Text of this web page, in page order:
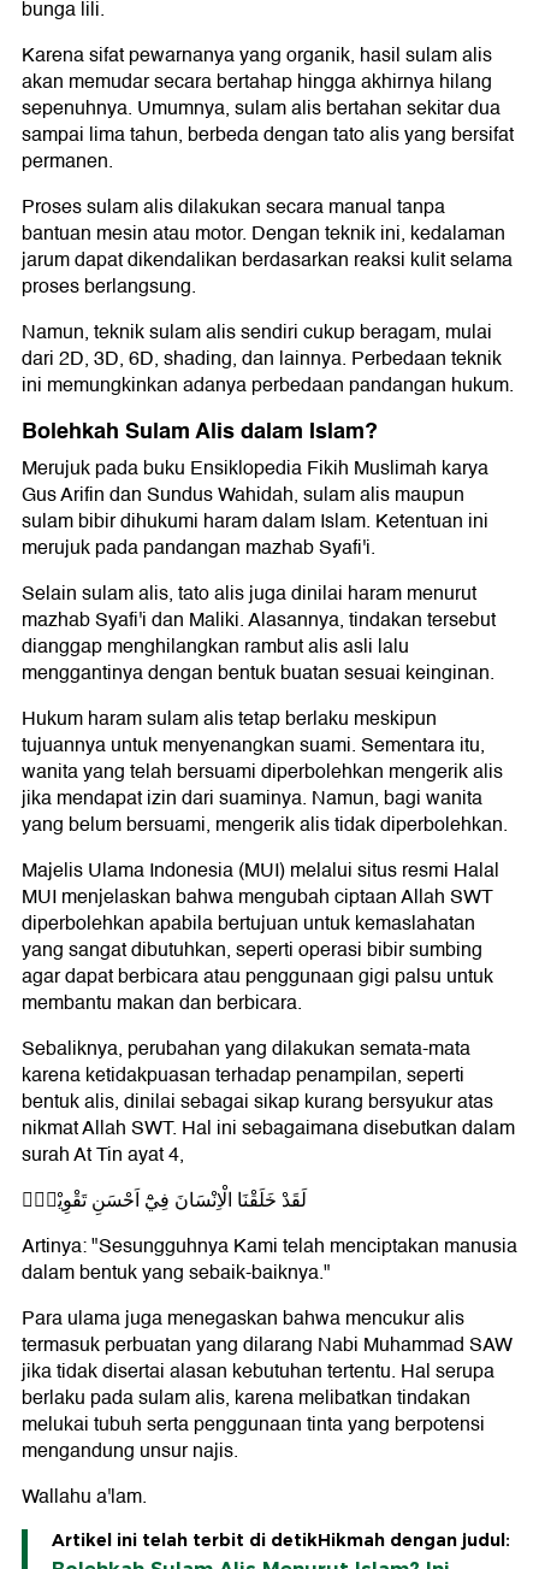
bunga lili.
Karena sifat pewarnanya yang organik, hasil sulam alis
akan memudar secara bertahap hingga akhirnya hilang
sepenuhnya. Umumnya, sulam alis bertahan sekitar dua
sampai lima tahun, berbeda dengan tato alis yang bersifat
permanen.
Proses sulam alis dilakukan secara manual tanpa
bantuan mesin atau motor. Dengan teknik ini, kedalaman
jarum dapat dikendalikan berdasarkan reaksi kulit selama
proses berlangsung.
Namun, teknik sulam alis sendiri cukup beragam, mulai
dari 2D, 3D, 6D, shading, dan lainnya. Perbedaan teknik
ini memungkinkan adanya perbedaan pandangan hukum.
Bolehkah Sulam Alis dalam Islam?
Merujuk pada buku Ensiklopedia Fikih Muslimah karya
Gus Arifin dan Sundus Wahidah, sulam alis maupun
sulam bibir dihukumi haram dalam Islam. Ketentuan ini
merujuk pada pandangan mazhab Syafi'i.
Selain sulam alis, tato alis juga dinilai haram menurut
mazhab Syafi'i dan Maliki. Alasannya, tindakan tersebut
dianggap menghilangkan rambut alis asli lalu
menggantinya dengan bentuk buatan sesuai keinginan.
Hukum haram sulam alis tetap berlaku meskipun
tujuannya untuk menyenangkan suami. Sementara itu,
wanita yang telah bersuami diperbolehkan mengerik alis
jika mendapat izin dari suaminya. Namun, bagi wanita
yang belum bersuami, mengerik alis tidak diperbolehkan.
Majelis Ulama Indonesia (MUI) melalui situs resmi Halal
MUI menjelaskan bahwa mengubah ciptaan Allah SWT
diperbolehkan apabila bertujuan untuk kemaslahatan
yang sangat dibutuhkan, seperti operasi bibir sumbing
agar dapat berbicara atau penggunaan gigi palsu untuk
membantu makan dan berbicara.
Sebaliknya, perubahan yang dilakukan semata-mata
karena ketidakpuasan terhadap penampilan, seperti
bentuk alis, dinilai sebagai sikap kurang bersyukur atas
nikmat Allah SWT. Hal ini sebagaimana disebutkan dalam
surah At Tin ayat 4,
لَقَدْ خَلَقْنَا الْاِنْسَانَ فِيْٓ اَحْسَنِ تَقْوِيْمٍۖ
Artinya: "Sesungguhnya Kami telah menciptakan manusia
dalam bentuk yang sebaik-baiknya."
Para ulama juga menegaskan bahwa mencukur alis
termasuk perbuatan yang dilarang Nabi Muhammad SAW
jika tidak disertai alasan kebutuhan tertentu. Hal serupa
berlaku pada sulam alis, karena melibatkan tindakan
melukai tubuh serta penggunaan tinta yang berpotensi
mengandung unsur najis.
Wallahu a'lam.
Artikel ini telah terbit di detikHikmah dengan judul: